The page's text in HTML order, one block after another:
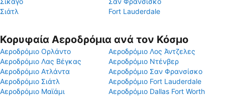
Σιάτλ
Fort Lauderdale
Κορυφαία Αεροδρόμια ανά τον Κόσμο
Αεροδρόμιο Ορλάντο
Αεροδρόμιο Λος Άντζελες
Αεροδρόμιο Λας Βέγκας
Αεροδρόμιο Ντένβερ
Αεροδρόμιο Ατλάντα
Αεροδρόμιο Σαν Φρανσίσκο
Αεροδρόμιο Σιάτλ
Αεροδρόμιο Fort Lauderdale
Αεροδρόμιο Μαϊάμι
Αεροδρόμιο Dallas Fort Worth